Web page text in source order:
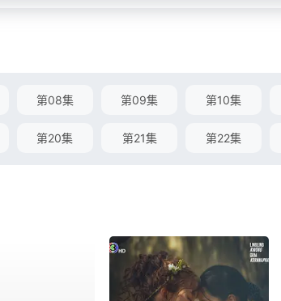
第08集 第09集 第10集
第20集 第21集 第22集